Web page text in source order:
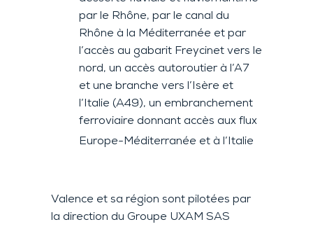
par le Rhône, par le canal du
Rhône à la Méditerranée et par
l’accès au gabarit Freycinet vers le
nord, un accès autoroutier à l’A7
et une branche vers l’Isère et
l’Italie (A49), un embranchement
ferroviaire donnant accès aux flux
Europe-Méditerranée et à l’Italie
Valence et sa région sont pilotées par
la direction du Groupe UXAM SAS